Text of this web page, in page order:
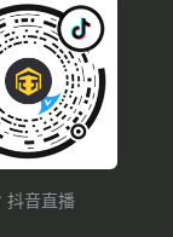
抖音直播